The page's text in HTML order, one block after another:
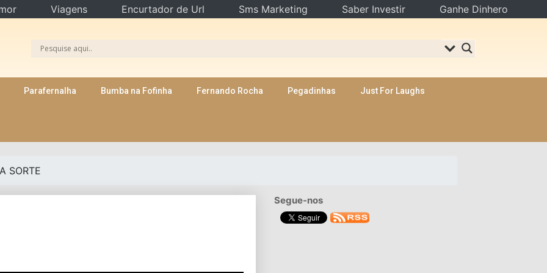
Parafernalha Bumba na Fofinha Fernando Rocha Pegadinhas Just For Laughs
SORTE
Segue-nos
Viagens Encurtador de Url Sms Marketing Saber Investir Ganhe Dinhero